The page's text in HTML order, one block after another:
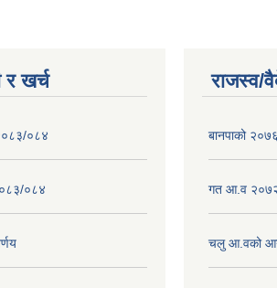
खर्च
०८४
०८४
राजस्व/
बानपाको
गत आ.व
चलु आ.वको